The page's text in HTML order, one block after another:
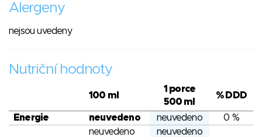
Alergeny
nejsou uvedeny
Nutriční hodnoty
100 ml
1 porce
500 ml
% DDD
Energie neuvedeno neuvedeno
0 %
neuvedeno
neuvedeno